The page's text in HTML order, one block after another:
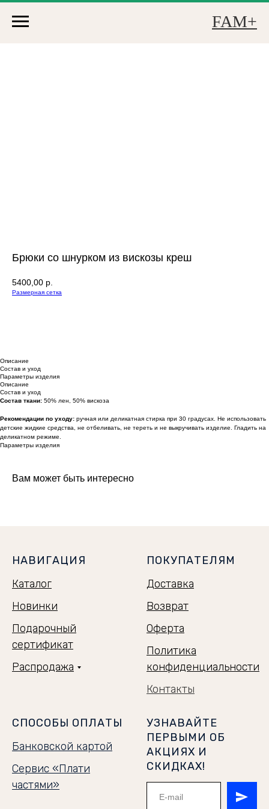
FAM+
Брюки со шнурком из вискозы креш
5400,00 р.
Размерная сетка
Описание
Состав и уход
Параметры изделия
Описание
Состав и уход
Состав ткани: 50% лен, 50% вискоза
Рекомендации по уходу: ручная или деликатная стирка при 30 градусах. Не использовать
детские жидкие средства, не отбеливать, не тереть и не выкручивать изделие. Гладить на
деликатном режиме.
Параметры изделия
Вам может быть интересно
НАВИГАЦИЯ
Каталог
Новинки
Подарочный
сертификат
Распродажа
ПОКУПАТЕЛЯМ
Доставка
Возврат
Оферта
Политика
конфиденциальности
Контакты
СПОСОБЫ ОПЛАТЫ
Банковской картой
Сервис «Плати
частями»
УЗНАВАЙТЕ
ПЕРВЫМИ ОБ
АКЦИЯХ И
СКИДКАХ!